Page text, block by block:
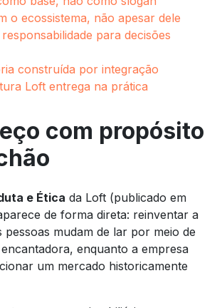
o ecossistema, não apesar dele
para decisões
construída por integração
Loft entrega na prática
com propósito
e Ética da Loft (publicado em
de forma direta: reinventar a
pessoas mudam de lar por meio de
, enquanto a empresa
um mercado historicamente